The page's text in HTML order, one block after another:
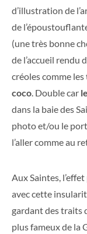
d’illustration de
de
(une très bonne
de l’accueil rendu
créoles comme les
coco . Double car
dans la baie des
photo et/ou le
l’aller comme au
Aux Saintes,
avec cette
gardant des traits
plus fameux de la